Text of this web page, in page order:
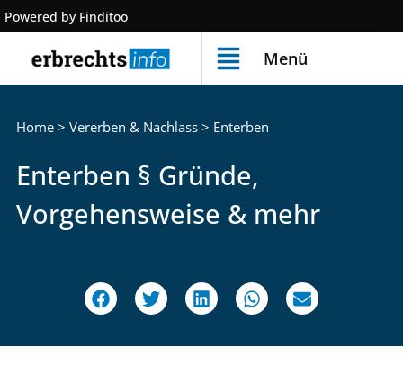
Powered by Finditoo
Menü
Home> Vererben & Nachlass> Enterben
Enterben § Gründe,
Vorgehensweise & mehr